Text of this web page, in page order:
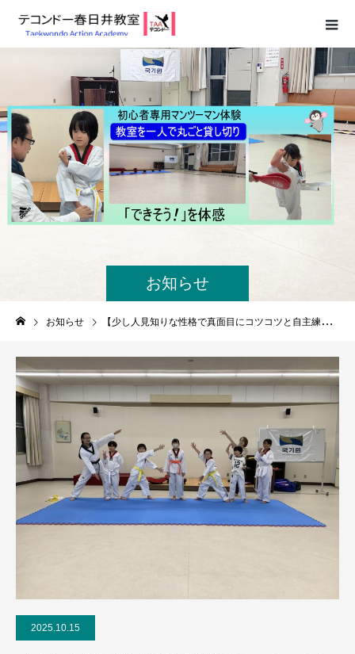
お知らせ
お知らせ 【少し人見知りな性格で真面目にコツコツと自主練を頑張る11歳テコンドーガールが8級オレンジ帯に昇級！テコンドー春日井教室9月昇級審査の結果発表】
2025.10.15